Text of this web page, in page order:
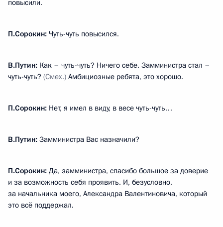
повысили.
П.Сорокин: Чуть-чуть повысился.
В.Путин: Как – чуть-чуть? Ничего себе. Замминистра стал –
чуть-чуть? (Смех.) Амбициозные ребята, это хорошо.
П.Сорокин: Нет, я имел в виду, в весе чуть-чуть…
В.Путин: Замминистра Вас назначили?
П.Сорокин: Да, замминистра, спасибо большое за доверие
и за возможность себя проявить. И, безусловно,
за начальника моего, Александра Валентиновича, который
это всё поддержал.